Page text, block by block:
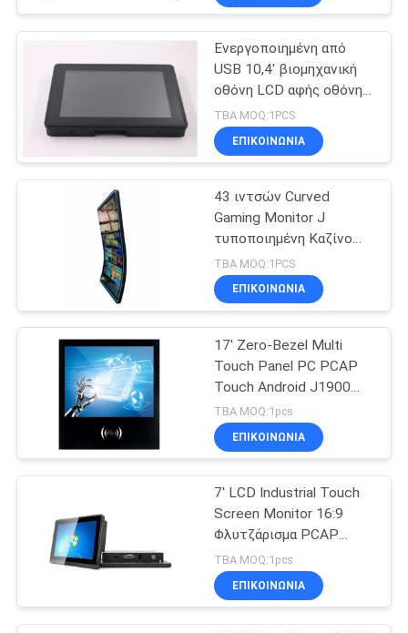
Τραχύ PC
επιτροπής
76
Αναγνώσιμο LCD
όργανο ελέγχου
φωτός του ήλιου
ανοικτό όργανο
ελέγχου πλαισίων
LCD
Ενεργοποιημένη από
USB 10,4' βιομηχανική
οθόνη LCD αφής οθόνη
ανθεκτική οθόνη TFT
LCD
TBA MOQ:1PCS
ΕΠΙΚΟΙΝΩΝΙΑ
43 ιντσών Curved
Gaming Monitor J
τυποποιημένη Καζίνο
οθόνη αφής για
κουλοχέρηδες / τυχερά
παιχνίδια
TBA MOQ:1PCS
ΕΠΙΚΟΙΝΩΝΙΑ
17' Zero-Bezel Multi
Touch Panel PC PCAP
Touch Android J1900
Πλήρως ολοκληρωμένο
TBA MOQ:1pcs
ΕΠΙΚΟΙΝΩΝΙΑ
7' LCD Industrial Touch
Screen Monitor 16:9
Φλυτζάρισμα PCAP
Touch
TBA MOQ:1pcs
ΕΠΙΚΟΙΝΩΝΙΑ